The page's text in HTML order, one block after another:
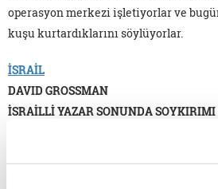
operasyon merkezi işletiyorlar ve
kuşu kurtardıklarını söylüyorlar.
İSRAİL
DAVID GROSSMAN
İSRAİLLİ YAZAR SONUNDA